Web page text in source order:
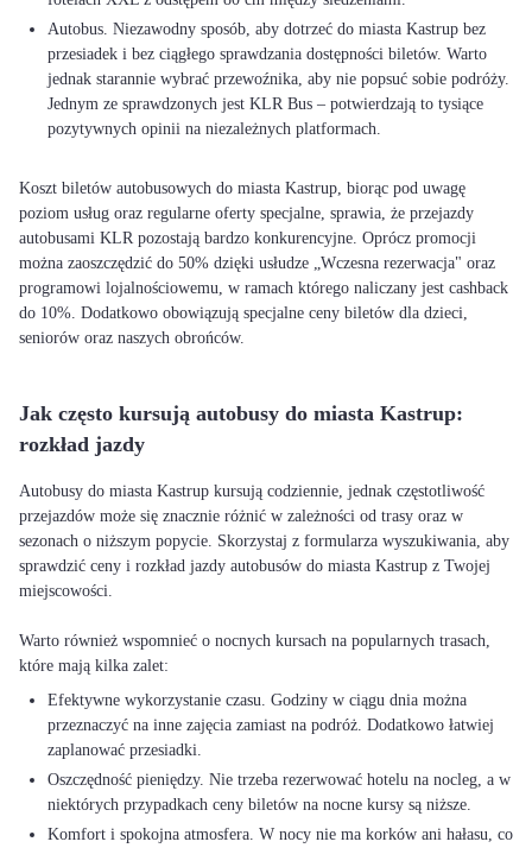
Autobus. Niezawodny sposób, aby dotrzeć do miasta Kastrup bez
przesiadek i bez ciągłego sprawdzania dostępności biletów. Warto
jednak starannie wybrać przewoźnika, aby nie popsuć sobie podróży.
Jednym ze sprawdzonych jest KLR Bus – potwierdzają to tysiące
pozytywnych opinii na niezależnych platformach.
Koszt biletów autobusowych do miasta Kastrup, biorąc pod uwagę
poziom usług oraz regularne oferty specjalne, sprawia, że przejazdy
autobusami KLR pozostają bardzo konkurencyjne. Oprócz promocji
można zaoszczędzić do 50% dzięki usłudze „Wczesna rezerwacja" oraz
programowi lojalnościowemu, w ramach którego naliczany jest cashback
do 10%. Dodatkowo obowiązują specjalne ceny biletów dla dzieci,
seniorów oraz naszych obrońców.
Jak często kursują autobusy do miasta Kastrup:
rozkład jazdy
Autobusy do miasta Kastrup kursują codziennie, jednak częstotliwość
przejazdów może się znacznie różnić w zależności od trasy oraz w
sezonach o niższym popycie. Skorzystaj z formularza wyszukiwania, aby
sprawdzić ceny i rozkład jazdy autobusów do miasta Kastrup z Twojej
miejscowości.
Warto również wspomnieć o nocnych kursach na popularnych trasach,
Efektywne wykorzystanie czasu. Godziny w ciągu dnia można
przeznaczyć na inne zajęcia zamiast na podróż. Dodatkowo łatwiej
zaplanować przesiadki.
Oszczędność pieniędzy. Nie trzeba rezerwować hotelu na nocleg, a w
niektórych przypadkach ceny biletów na nocne kursy są niższe.
Komfort i spokojna atmosfera. W nocy nie ma korków ani hałasu, co